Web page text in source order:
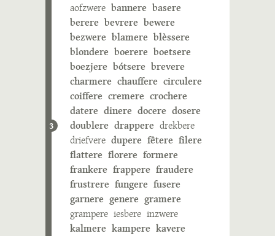
3
aofzwere bannere basere
berere bevrere bewere
bezwere blamere blèssere
blondere boerere boetsere
boezjere bótsere brevere
charmere chauffere circulere
coiffere cremere crochere
datere dinere docere dosere
doublere drappere drekbere
driefvere dupere fêtere filere
flattere florere formere
frankere frappere fraudere
frustrere fungere fusere
garnere genere gramere
grampere iesbere inzwere
kalmere kampere kavere